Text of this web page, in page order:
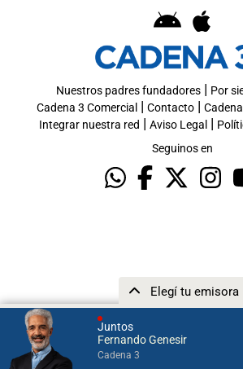
Juntos
Fernando Genesir
Cadena 3
Elegí tu emisora
Nuestros padres fundadores| Por
Cadena 3 Comercial | Contacto|
Integrar nuestra red | Aviso Legal |
Seguinos en